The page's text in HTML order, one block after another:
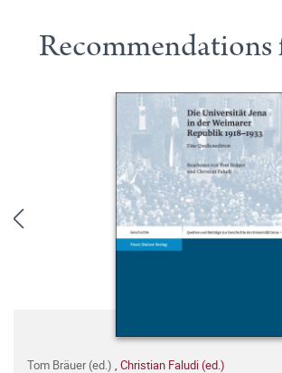
Tom Bräuer (ed.) , Christian Faludi (ed.)